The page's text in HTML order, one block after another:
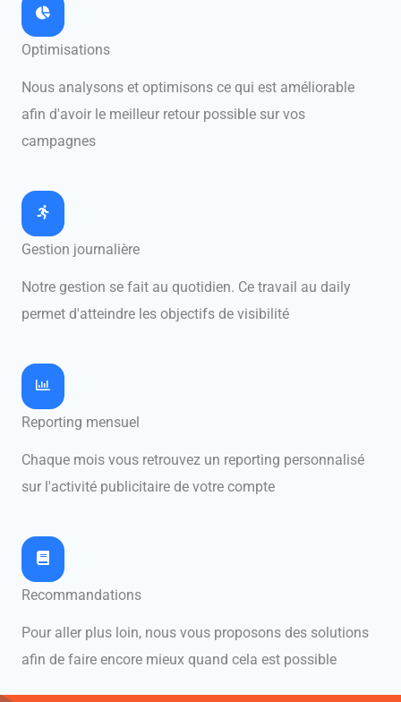
Optimisations
Nous analysons et optimisons ce qui est améliorable
afin d'avoir le meilleur retour possible sur vos
campagnes
Gestion journalière
Notre gestion se fait au quotidien. Ce travail au daily
permet d'atteindre les objectifs de visibilité
Reporting mensuel
Chaque mois vous retrouvez un reporting personnalisé
sur l'activité publicitaire de votre compte
Recommandations
Pour aller plus loin, nous vous proposons des solutions
afin de faire encore mieux quand cela est possible